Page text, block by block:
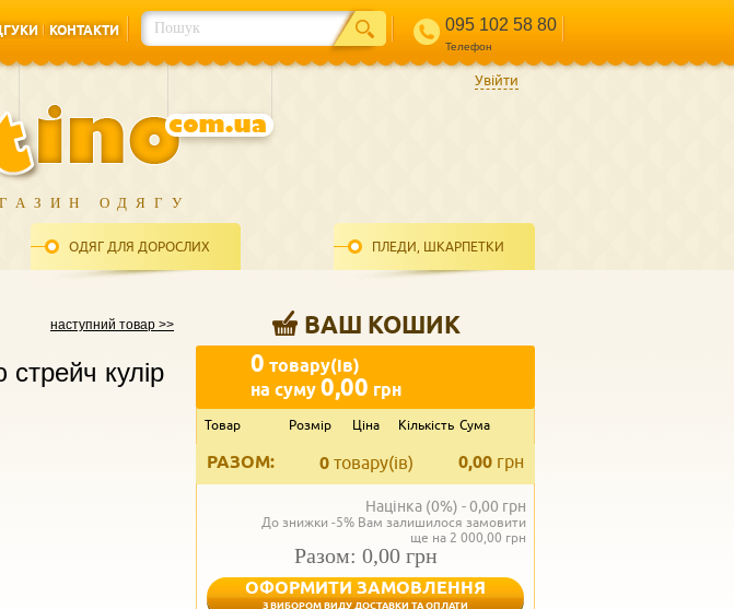
КОНТАКТИ
095 102 58 80
Телефон
ОДЯГУ
ОДЯГ ДЛЯ ДОРОСЛИХ ПЛЕДИ, ШКАРПЕТКИ
Увійти
ВАШ КОШИК
0 товару(ів)
на суму0,00 грн
Товар Розмір Ціна Кількість Сума
РАЗОМ: 0,00 грн
0 товару(ів)
Націнка (0%) -0,00 грн
До знижки -5% Вам залишилося замовити
ще на 2 000,00 грн
Разом: 0,00 грн
ОФОРМИТИ ЗАМОВЛЕННЯ
З ВИБОРОМ ВИДУ ДОСТАВКИ ТА ОПЛАТИ
наступний товар >>
кулір